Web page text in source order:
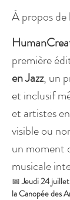
À propos
première
en Jazz, un
et inclusif
et artistes
visible ou
un moment
musicale
📅 Jeudi 24
la Canopée des